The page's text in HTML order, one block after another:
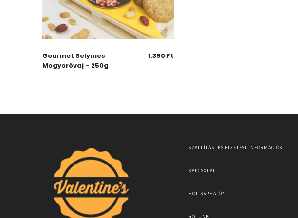
Gourmet Selymes
Mogyoróvaj – 250g
1.390 Ft
SZÁLLÍTÁSI ÉS FIZETÉSI INFORMÁCIÓK
KAPCSOLAT
HOL KAPHATÓ?
RÓLUNK